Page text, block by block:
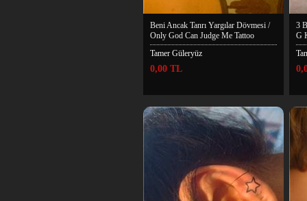
Beni Ancak Tanrı Yargılar Dövmesi /
Only God Can Judge Me Tattoo
Tamer Güleryüz
0,00 TL
3
G